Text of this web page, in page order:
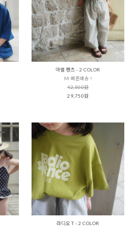
아벨 팬츠 - 2 COLOR
M 빠른배송 !
42,500원
29,750원
라디오 T - 2 COLOR